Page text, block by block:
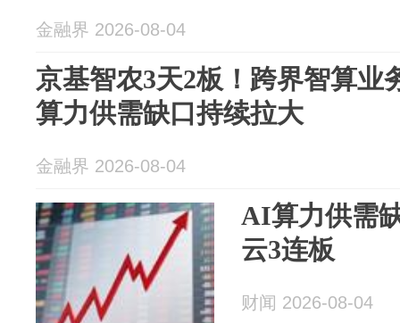
金融界 2026-08-04
京基智农3天2板！跨界智算业
算力供需缺口持续拉大
金融界 2026-08-04
AI算力供需
云3连板
财闻 2026-08-04